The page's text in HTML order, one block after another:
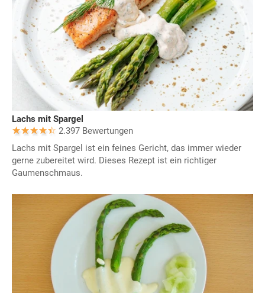
Lachs mit Spargel
2.397 Bewertungen
Lachs mit Spargel ist ein feines Gericht, das immer wieder
gerne zubereitet wird. Dieses Rezept ist ein richtiger
Gaumenschmaus.